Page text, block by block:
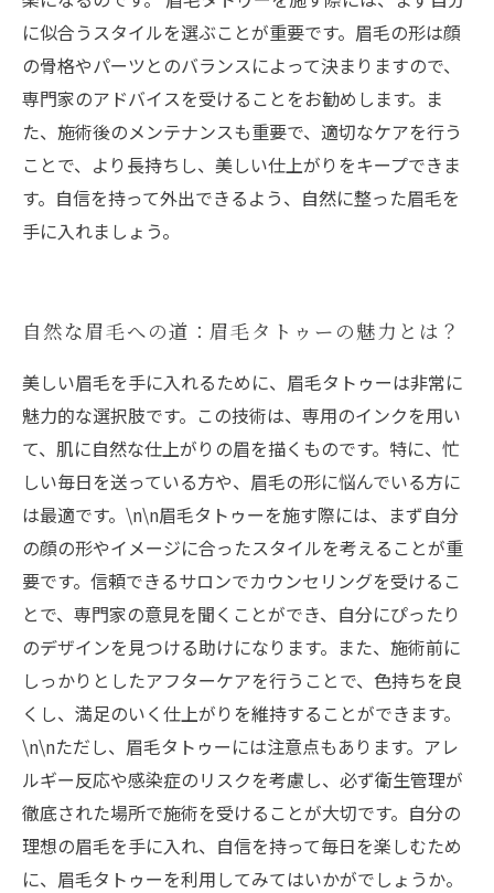
に似合うスタイルを選ぶことが重要です。眉毛の形は顔
の骨格やパーツとのバランスによって決まりますので、
専門家のアドバイスを受けることをお勧めします。ま
た、施術後のメンテナンスも重要で、適切なケアを行う
ことで、より長持ちし、美しい仕上がりをキープできま
す。自信を持って外出できるよう、自然に整った眉毛を
手に入れましょう。
自然な眉毛への道：眉毛タトゥーの魅力とは？
美しい眉毛を手に入れるために、眉毛タトゥーは非常に
魅力的な選択肢です。この技術は、専用のインクを用い
て、肌に自然な仕上がりの眉を描くものです。特に、忙
しい毎日を送っている方や、眉毛の形に悩んでいる方に
は最適です。\n\n眉毛タトゥーを施す際には、まず自分
の顔の形やイメージに合ったスタイルを考えることが重
要です。信頼できるサロンでカウンセリングを受けるこ
とで、専門家の意見を聞くことができ、自分にぴったり
のデザインを見つける助けになります。また、施術前に
しっかりとしたアフターケアを行うことで、色持ちを良
くし、満足のいく仕上がりを維持することができます。
\n\nただし、眉毛タトゥーには注意点もあります。アレ
ルギー反応や感染症のリスクを考慮し、必ず衛生管理が
徹底された場所で施術を受けることが大切です。自分の
理想の眉毛を手に入れ、自信を持って毎日を楽しむため
に、眉毛タトゥーを利用してみてはいかがでしょうか。